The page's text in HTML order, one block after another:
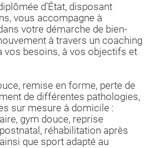
d’État, disposant
vous accompagne à
votre démarche de bien-
à travers un coaching
vos besoins, à vos objectifs et
remise en forme, perte de
de différentes pathologies,
sur mesure à domicile :
gym douce, reprise
réhabilitation après
que sport adapté au